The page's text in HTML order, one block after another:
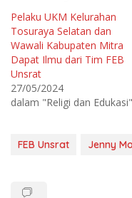
i
t
t
e
r
(
M
e
m
b
u
a
c
e
b
o
o
m
Pelaku UKM Kelurahan
Tosuraya Selatan dan
Wawali Kabupaten Mitra
Dapat Ilmu dari Tim FEB
Unsrat
27/05/2024
dalam "Religi dan Edukasi"
FEB Unsrat Jenny